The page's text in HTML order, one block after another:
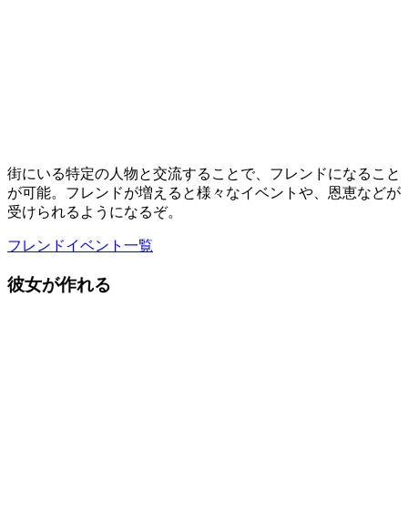
街にいる特定の人物と交流することで、フレンドになること
が可能。フレンドが増えると様々なイベントや、恩恵などが
受けられるようになるぞ。
フレンドイベント一覧
彼女が作れる